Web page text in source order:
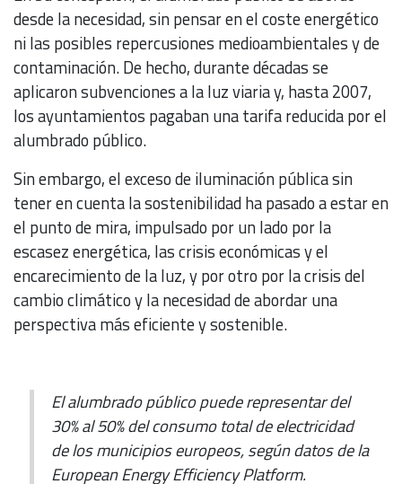
desde la necesidad, sin pensar en el coste energético
ni las posibles repercusiones medioambientales y de
contaminación. De hecho, durante décadas se
aplicaron subvenciones a la luz viaria y, hasta 2007,
los ayuntamientos pagaban una tarifa reducida por el
alumbrado público.
Sin embargo, el exceso de iluminación pública sin
tener en cuenta la sostenibilidad ha pasado a estar en
el punto de mira, impulsado por un lado por la
escasez energética, las crisis económicas y el
encarecimiento de la luz, y por otro por la crisis del
cambio climático y la necesidad de abordar una
perspectiva más eficiente y sostenible.
El alumbrado público puede representar del
30% al 50% del consumo total de electricidad
de los municipios europeos, según datos de la
European Energy Efficiency Platform.